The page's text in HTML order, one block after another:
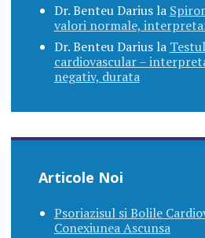
Dr. Benteu Dariusla
valori normale,
Dr. Benteu Dariusla
cardiovascular –
negativ, durata
Articole Noi
Psoriazisul si Bolile
Conexiunea Ascunsa